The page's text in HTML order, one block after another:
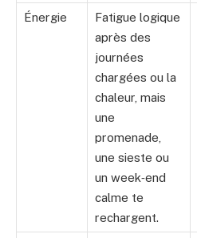
Énergie
Fatigue logique
après des
journées
chargées ou la
chaleur, mais
une
promenade,
une sieste ou
un week‑end
calme te
rechargent.